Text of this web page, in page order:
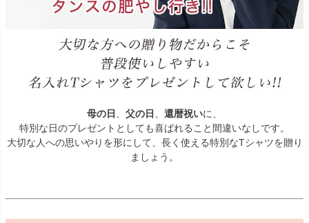
母の日 父の日 還暦祝いに、
特別な日のプレゼントとしても喜ばれること間違いなしです。
大切な人への思いやりを形にして、長く使える特別なTシャツを贈り
ましょう。